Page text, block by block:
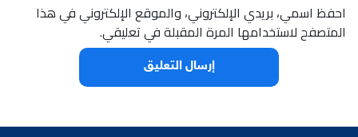
احفظ اسمي، بريدي الإلكتروني، والموقع الإلكتروني في هذا
المتصفح لاستخدامها المرة المقبلة في تعليقي.